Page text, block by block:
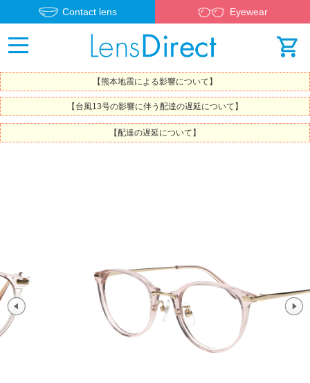
Contact lens Eyewear
【熊本地震による影響について】
【台風13号の影響に伴う配達の遅延について】
【配達の遅延について】